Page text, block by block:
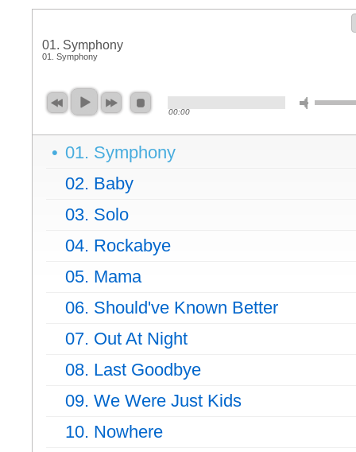
01. Symphony
01. Symphony
00:00
01. Symphony
02. Baby
03. Solo
04. Rockabye
05. Mama
06. Should've Known Better
07. Out At Night
08. Last Goodbye
09. We Were Just Kids
10. Nowhere